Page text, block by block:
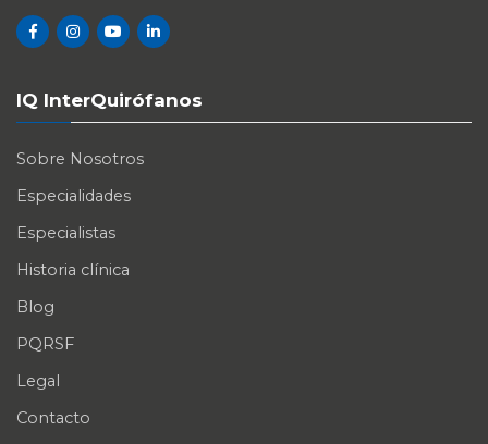
IQ InterQuirófanos
Sobre Nosotros
Especialidades
Especialistas
Historia clínica
Blog
PQRSF
Legal
Contacto